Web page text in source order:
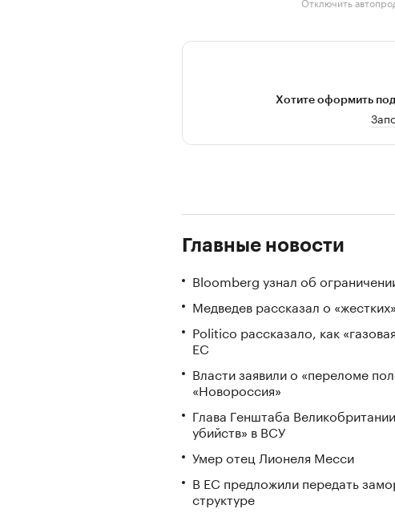
Хотите оформить
Главные новости
Bloomberg узнал об
Медведев рассказал о
Politico рассказало, как
ЕС
Власти заявили о «переломе
«Новороссия»
Глава Генштаба
убийств» в ВСУ
Умер отец Лионеля Месси
В ЕС предложили передать
структуре